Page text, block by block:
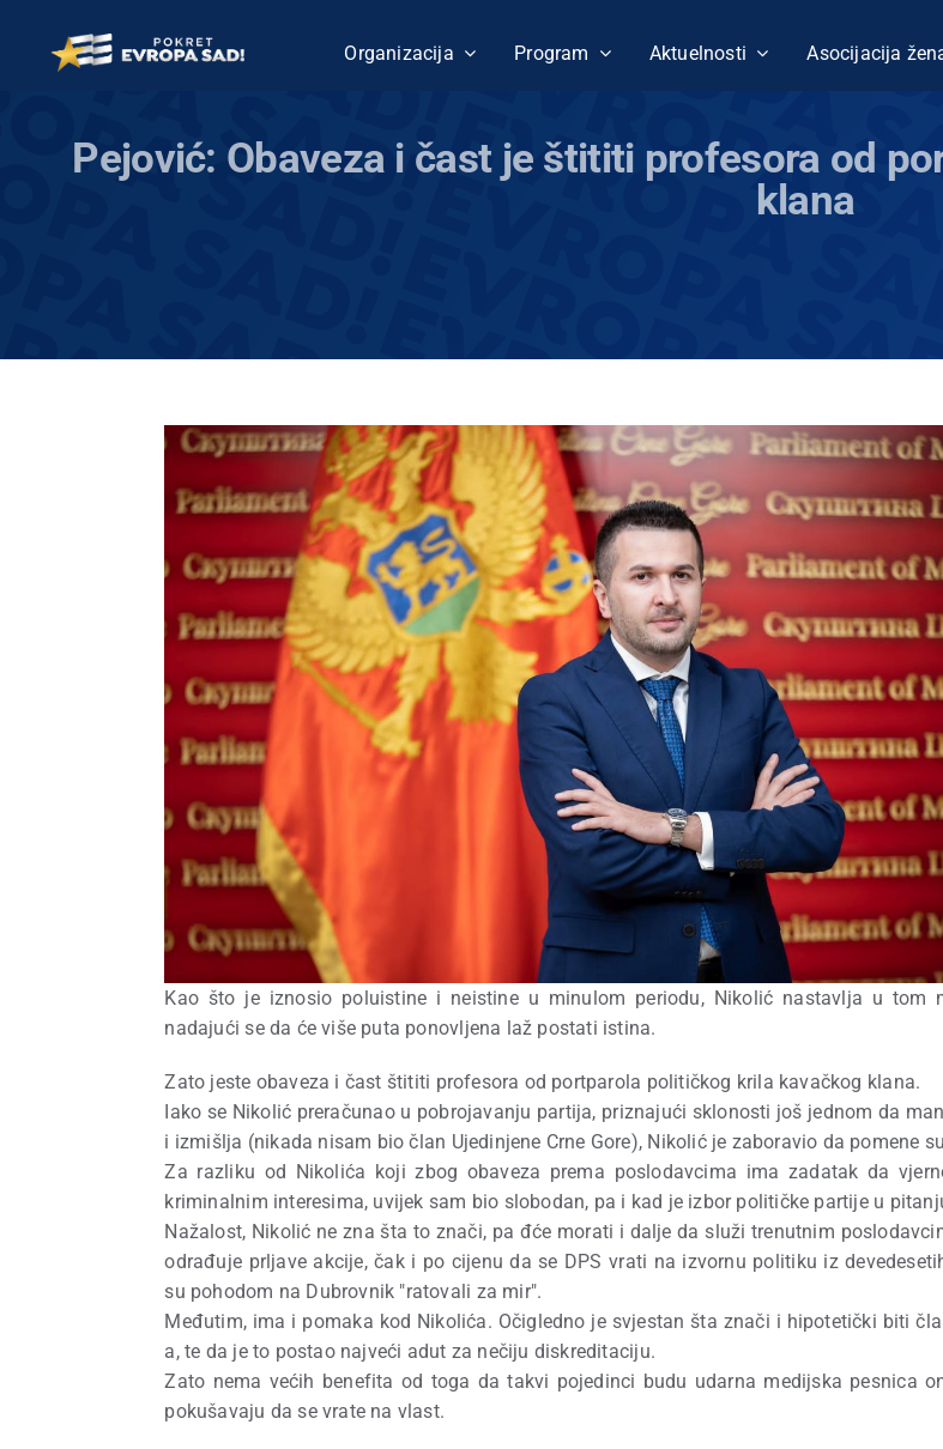
content
Organizacija Program Aktuelnosti Asocijacija
Pejović: Obaveza i čast je štititi profesora od
klana
Kao što je iznosio poluistine i neistine u minulom periodu, Nikolić nastavlja u tom
nadajući se da će više puta ponovljena laž postati istina.
Zato jeste obaveza i čast štititi profesora od portparola političkog krila kavačkog klana.
Iako se Nikolić preračunao u pobrojavanju partija, priznajući sklonosti još jednom da
i izmišlja (nikada nisam bio član Ujedinjene Crne Gore), Nikolić je zaboravio da pomene
Za razliku od Nikolića koji zbog obaveza prema poslodavcima ima zadatak da
kriminalnim interesima, uvijek sam bio slobodan, pa i kad je izbor političke partije u
Nažalost, Nikolić ne zna šta to znači, pa đće morati i dalje da služi trenutnim
odrađuje prljave akcije, čak i po cijenu da se DPS vrati na izvornu politiku iz
su pohodom na Dubrovnik "ratovali za mir".
Međutim, ima i pomaka kod Nikolića. Očigledno je svjestan šta znači i hipotetički biti
a, te da je to postao najveći adut za nečiju diskreditaciju.
Zato nema većih benefita od toga da takvi pojedinci budu udarna medijska pesnica
pokušavaju da se vrate na vlast.